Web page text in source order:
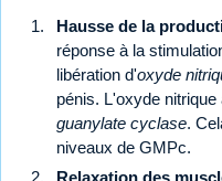
Hausse de la
réponse à la
libération d'oxyde
pénis. L'oxyde
guanylate cyclase.
niveaux de GMPc.
Relaxation des